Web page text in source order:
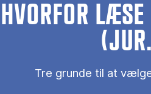
HVORFOR
Tre grunde til at